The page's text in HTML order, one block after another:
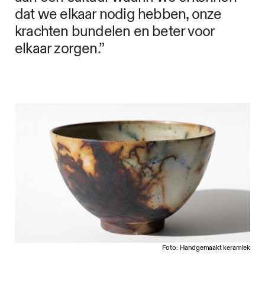
dat we elkaar nodig hebben, onze
krachten bundelen en beter voor
elkaar zorgen.”
Foto: Handgemaakt keramiek